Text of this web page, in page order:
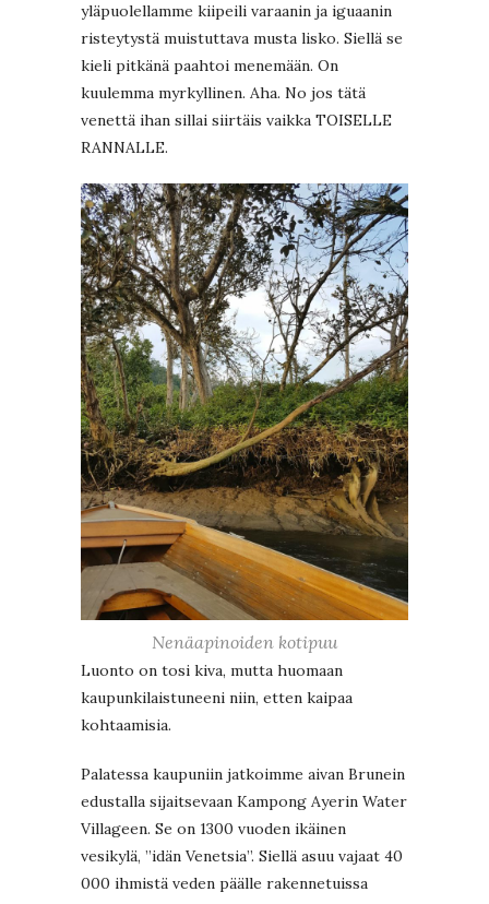
yläpuolellamme kiipeili varaanin ja iguaanin
risteytystä muistuttava musta lisko. Siellä se
kieli pitkänä paahtoi menemään. On
kuulemma myrkyllinen. Aha. No jos tätä
venettä ihan sillai siirtäis vaikka TOISELLE
RANNALLE.
Nenäapinoiden kotipuu
Luonto on tosi kiva, mutta huomaan
kaupunkilaistuneeni niin, etten kaipaa
kohtaamisia.
Palatessa kaupuniin jatkoimme aivan Brunein
edustalla sijaitsevaan Kampong Ayerin Water
Villageen. Se on 1300 vuoden ikäinen
vesikylä, ”idän Venetsia”. Siellä asuu vajaat 40
000 ihmistä veden päälle rakennetuissa